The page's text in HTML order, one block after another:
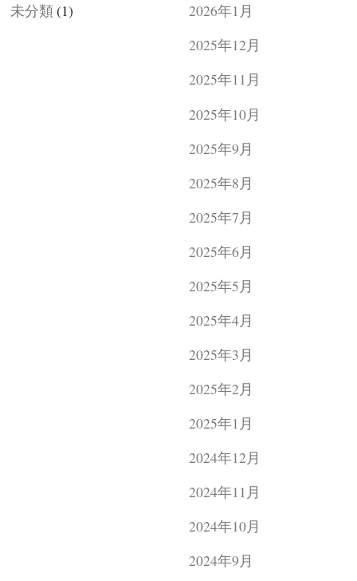
未分類 (1)
2026年1月
2025年12月
2025年11月
2025年10月
2025年9月
2025年8月
2025年7月
2025年6月
2025年5月
2025年4月
2025年3月
2025年2月
2025年1月
2024年12月
2024年11月
2024年10月
2024年9月